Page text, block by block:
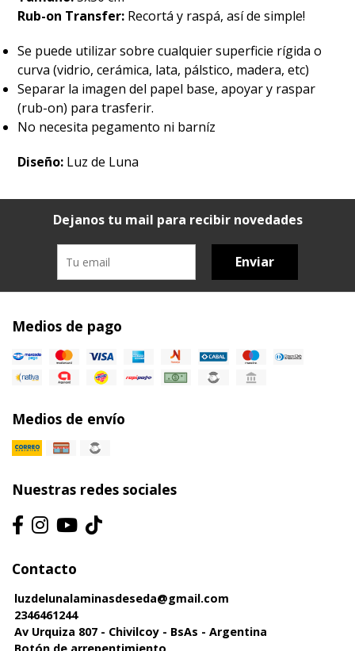
Rub-on Transfer: Recortá y raspá, así de simple!
Se puede utilizar sobre cualquier superficie rígida o
curva (vidrio, cerámica, lata, pálstico, madera, etc)
Separar la imagen del papel base, apoyar y raspar
(rub-on) para trasferir.
No necesita pegamento ni barníz
Diseño: Luz de Luna
Dejanos tu mail para recibir novedades
Enviar
Medios de pago
Medios de envío
Nuestras redes sociales
Contacto
luzdelunalaminasdeseda@gmail.com
2346461244
Av Urquiza 807 - Chivilcoy - BsAs - Argentina